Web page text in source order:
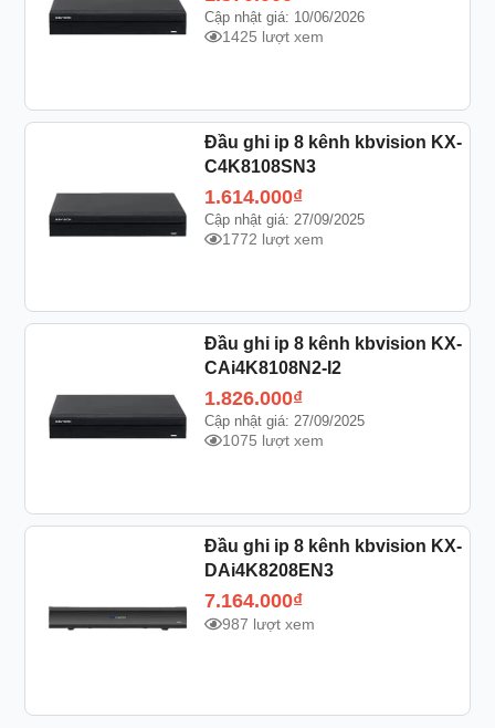
Cập nhật giá: 10/06/2026
1425 lượt xem
Đầu ghi ip 8 kênh kbvision KX-
C4K8108SN3
1.614.000₫
Cập nhật giá: 27/09/2025
1772 lượt xem
Đầu ghi ip 8 kênh kbvision KX-
CAi4K8108N2-I2
1.826.000₫
Cập nhật giá: 27/09/2025
1075 lượt xem
Đầu ghi ip 8 kênh kbvision KX-
DAi4K8208EN3
7.164.000₫
987 lượt xem